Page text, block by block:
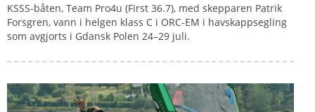
KSSS-båten, Team Pro4u (First 36.7), med skepparen Patrik
Forsgren, vann i helgen klass C i ORC-EM i havskappsegling
som avgjorts i Gdansk Polen 24–29 juli.